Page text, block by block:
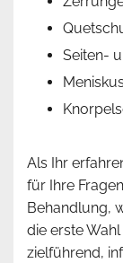
Seiten-
Als Ihr
für Ihre
Behandlung,
die erste
zielführend,